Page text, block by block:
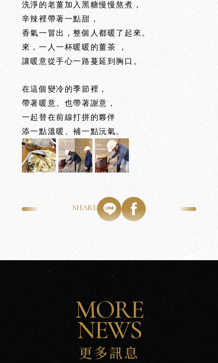
ABOUT
洗淨的老薑加入黑糖慢慢熬煮，
辛辣裡帶著一點甜，
香氣一冒出，整個人都暖了起來。
來，一人一杯暖暖的薑茶 ，
讓暖意從手心一路蔓延到胸口。
在這個變冷的季節裡，
帶著暖意、也帶著謝意，
一起替在前線打拼的夥伴
添一點溫暖、補一點沅氣。
SHARE
MORE
NEWS
更多訊息